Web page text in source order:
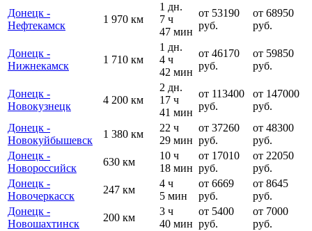
Донецк -
Нефтекамск
1 970 км
1 дн.
7 ч
47 мин
от 53190
руб.
от 68950
руб.
Донецк -
Нижнекамск
1 710 км
1 дн.
4 ч
42 мин
от 46170
руб.
от 59850
руб.
Донецк -
Новокузнецк
4 200 км
2 дн.
17 ч
41 мин
от 113400
руб.
от 147000
руб.
Донецк -
Новокуйбышевск
1 380 км
22 ч
29 мин
от 37260
руб.
от 48300
руб.
Донецк -
Новороссийск
630 км
10 ч
18 мин
от 17010
руб.
от 22050
руб.
Донецк -
Новочеркасск
247 км
4 ч
5 мин
от 6669
руб.
от 8645
руб.
Донецк -
Новошахтинск
200 км
3 ч
40 мин
от 5400
руб.
от 7000
руб.